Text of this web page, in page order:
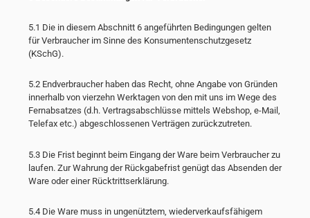
5.1 Die in diesem Abschnitt 6 angeführten Bedingungen gelten
für Verbraucher im Sinne des Konsumentenschutzgesetz
(KSchG).
5.2 Endverbraucher haben das Recht, ohne Angabe von Gründen
innerhalb von vierzehn Werktagen von den mit uns im Wege des
Fernabsatzes (d.h. Vertragsabschlüsse mittels Webshop, e-Mail,
Telefax etc.) abgeschlossenen Verträgen zurückzutreten.
5.3 Die Frist beginnt beim Eingang der Ware beim Verbraucher zu
laufen. Zur Wahrung der Rückgabefrist genügt das Absenden der
Ware oder einer Rücktrittserklärung.
5.4 Die Ware muss in ungenütztem, wiederverkaufsfähigem